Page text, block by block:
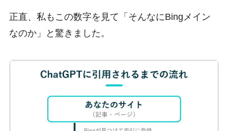
正直、私もこの数字を見て「そんなにBingメイン
なのか」と驚きました。